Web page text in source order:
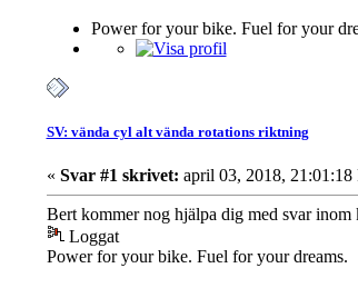
Power for your bike. Fuel for your
SV: vända cyl alt vända rotations riktning
« Svar #1 skrivet: april 03, 2018, 21:01:18
Bert kommer nog hjälpa dig med svar inom
Loggat
Power for your bike. Fuel for your dreams.